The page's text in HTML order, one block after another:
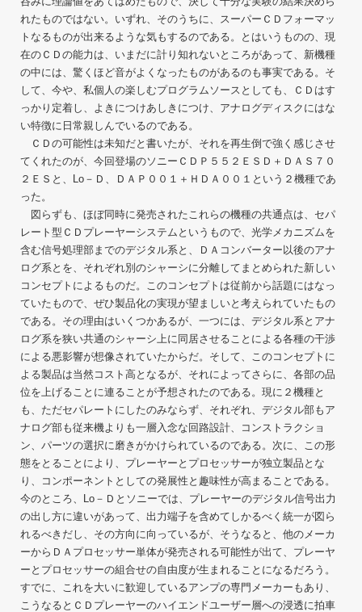
れたものではない。いずれ、そのうちに、スーパーＣＤフォーマッ
トなるものが出来るような気もするのである。とはいうものの、現
在のＣＤの能力は、いまだに計り知れないところがあって、新機種
の中には、驚くほど音がよくなったものがあるのも事実である。そ
して、今や、私個人の楽しむプログラムソースとしても、ＣＤはす
っかり定着し、よきにつけあしきにつけ、アナログディスクにはな
い特徴に日常親しんでいるのである。
ＣＤの可能性は未知だと書いたが、それを再生倒で強く感じさせ
てくれたのが、今回登場のソニーＣＤＰ５５２ＥＳＤ＋ＤＡＳ７０
２ＥＳと、Lo－Ｄ、ＤＡＰ００１＋ＨＤＡ００１という２機種であ
った。
図らずも、ほぼ同時に発売されたこれらの機種の共通点は、セパ
レート型ＣＤプレーヤーシステムというもので、光学メカニズムを
含む信号処理部までのデジタル系と、ＤＡコンバーター以後のアナ
ログ系とを、それぞれ別のシャーシに分離してまとめられた新しい
コンセプトによるものだ。このコンセプトは従前から話題にはなっ
ていたもので、ぜひ製品化の実現が望ましいと考えられていたもの
である。その理由はいくつかあるが、一つには、デジタル系とアナ
ログ系を狭い共通のシャーシ上に同居させることによる各種の干渉
による悪影響が想像されていたからだ。そして、このコンセプトに
よる製品は当然コスト高となるが、それによってさらに、各部の品
位を上げることに連ることが予想されたのである。現に２機種と
も、ただセパレートにしたのみならず、それぞれ、デジタル部もア
ナログ部も従来機よりも一層入念な回路設計、コンストラクショ
ン、パーツの選択に磨きがかけられているのである。次に、この形
態をとることにより、プレーヤーとプロセッサーが独立製品とな
り、コンポーネントとしての発展性と趣味性が高まることである。
今のところ、Lo－Ｄとソニーでは、プレーヤーのデジタル信号出力
の出し方に違いがあって、出力端子を含めてしかるべく統一が図ら
れるべきだし、その方向に向っているが、そうなると、他のメーカ
ーからＤＡプロセッサー単体が発売される可能性が出て、プレーヤ
ーとプロセッサーの組合せの自由度が生まれることになるだろう。
すでに、これを大いに歓迎しているアンプの専門メーカーもあり、
こうなるとＣＤプレーヤーのハイエンドユーザー層への浸透に拍車